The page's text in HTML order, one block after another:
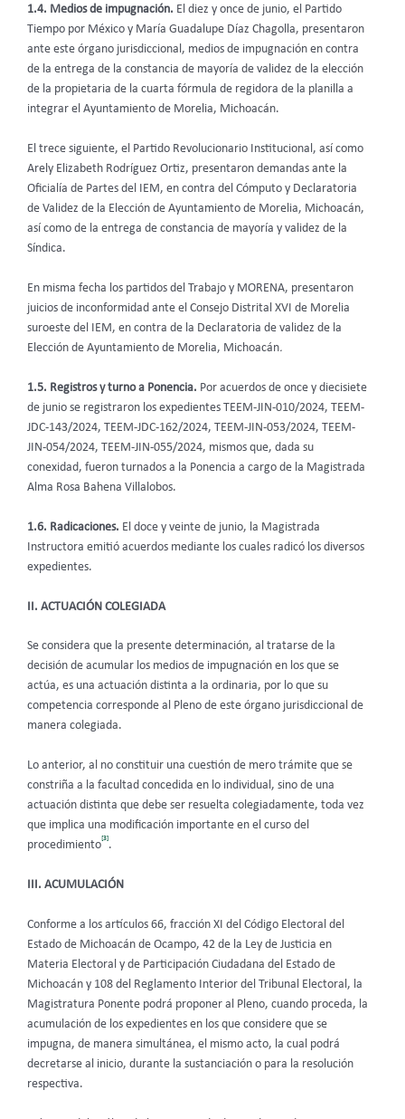
1.4. Medios de impugnación. El diez y once de junio, el Partido
Tiempo por México y María Guadalupe Díaz Chagolla, presentaron
ante este órgano jurisdiccional, medios de impugnación en contra
de la entrega de la constancia de mayoría de validez de la elección
de la propietaria de la cuarta fórmula de regidora de la planilla a
integrar el Ayuntamiento de Morelia, Michoacán.
El trece siguiente, el Partido Revolucionario Institucional, así como
Arely Elizabeth Rodríguez Ortiz, presentaron demandas ante la
Oficialía de Partes del IEM, en contra del Cómputo y Declaratoria
de Validez de la Elección de Ayuntamiento de Morelia, Michoacán,
así como de la entrega de constancia de mayoría y validez de la
Síndica.
En misma fecha los partidos del Trabajo y MORENA, presentaron
juicios de inconformidad ante el Consejo Distrital XVI de Morelia
suroeste del IEM, en contra de la Declaratoria de validez de la
Elección de Ayuntamiento de Morelia, Michoacán.
1.5. Registros y turno a Ponencia. Por acuerdos de once y diecisiete
de junio se registraron los expedientes TEEM-JIN-010/2024, TEEM-
JDC-143/2024, TEEM-JDC-162/2024, TEEM-JIN-053/2024, TEEM-
JIN-054/2024, TEEM-JIN-055/2024, mismos que, dada su
conexidad, fueron turnados a la Ponencia a cargo de la Magistrada
Alma Rosa Bahena Villalobos.
1.6. Radicaciones. El doce y veinte de junio, la Magistrada
Instructora emitió acuerdos mediante los cuales radicó los diversos
expedientes.
II. ACTUACIÓN COLEGIADA
Se considera que la presente determinación, al tratarse de la
decisión de acumular los medios de impugnación en los que se
actúa, es una actuación distinta a la ordinaria, por lo que su
competencia corresponde al Pleno de este órgano jurisdiccional de
manera colegiada.
Lo anterior, al no constituir una cuestión de mero trámite que se
constriña a la facultad concedida en lo individual, sino de una
actuación distinta que debe ser resuelta colegiadamente, toda vez
que implica una modificación importante en el curso del
procedimiento
[3]
.
III. ACUMULACIÓN
Conforme a los artículos 66, fracción XI del Código Electoral del
Estado de Michoacán de Ocampo, 42 de la Ley de Justicia en
Materia Electoral y de Participación Ciudadana del Estado de
Michoacán y 108 del Reglamento Interior del Tribunal Electoral, la
Magistratura Ponente podrá proponer al Pleno, cuando proceda, la
acumulación de los expedientes en los que considere que se
impugna, de manera simultánea, el mismo acto, la cual podrá
decretarse al inicio, durante la sustanciación o para la resolución
respectiva.